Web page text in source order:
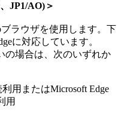
JP1/AO)＞
ラウザを使用します。下
に対応しています。
の場合は、次のいずれか
用またはMicrosoft Edge
用